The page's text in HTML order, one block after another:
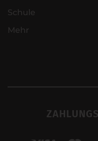
Schule
Mehr